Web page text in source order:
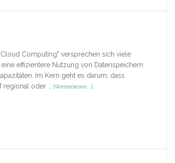
Computing" versprechen sich viele
effizientere Nutzung von Datenspeichern
Im Kern geht es darum, dass
regional oder …
[Weiterlesen...]